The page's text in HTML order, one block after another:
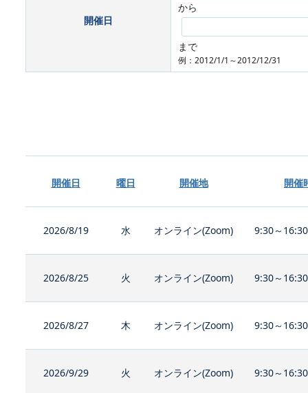
開催日
から
まで
例：2012/1/1～2012/12/31
開催日 曜日 開催地 開催
2026/8/19 水 オンライン(Zoom) 9:30～
2026/8/25 火 オンライン(Zoom) 9:30～
2026/8/27 木 オンライン(Zoom) 9:30～
2026/9/29 火 オンライン(Zoom) 9:30～